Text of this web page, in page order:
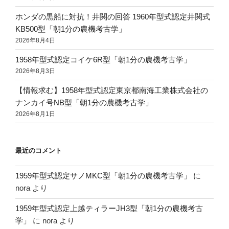
ホンダの黒船に対抗！井関の回答 1960年型式認定井関式
KB500型「朝1分の農機考古学」
2026年8月4日
1958年型式認定コイケ6R型「朝1分の農機考古学」
2026年8月3日
【情報求む】1958年型式認定東京都南海工業株式会社の
ナンカイ号NB型「朝1分の農機考古学」
2026年8月1日
最近のコメント
1959年型式認定サノMKC型「朝1分の農機考古学」
に
noraより
1959年型式認定上越ティラーJH3型「朝1分の農機考古
学」
に noraより